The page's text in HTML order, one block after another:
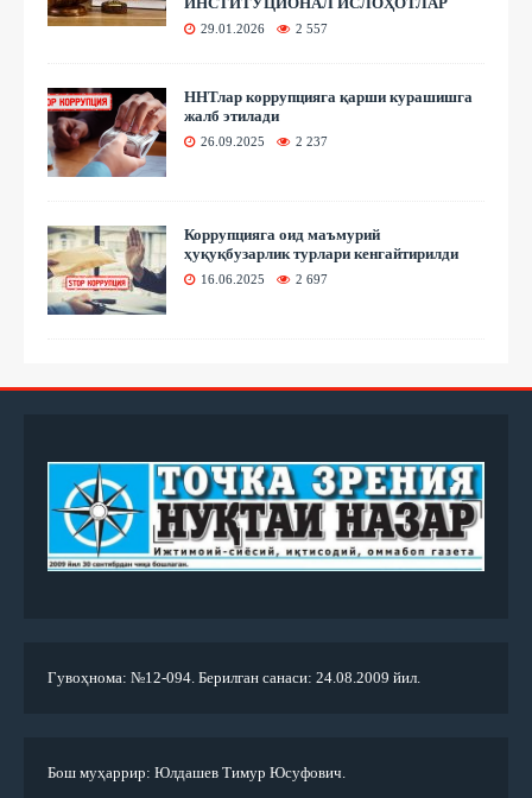
29.01.2026 2 557
ННТлар коррупцияга қарши курашишга
жалб этилади
26.09.2025 2 237
Коррупцияга оид маъмурий
ҳуқуқбузарлик турлари кенгайтирилди
16.06.2025 2 697
Гувоҳнома: №12-094. Берилган санаси: 24.08.2009 йил.
Бош муҳаррир: Юлдашев Тимур Юсуфович.